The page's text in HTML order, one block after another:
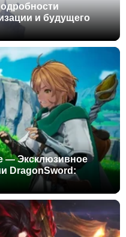
и будущего
— Эксклюзивное
DragonSword: